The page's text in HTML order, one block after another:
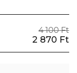
4 100 Ft
2 870 Ft